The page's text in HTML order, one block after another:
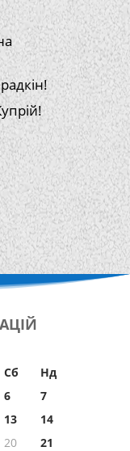
Сб
Нд
6
7
13
14
20
21